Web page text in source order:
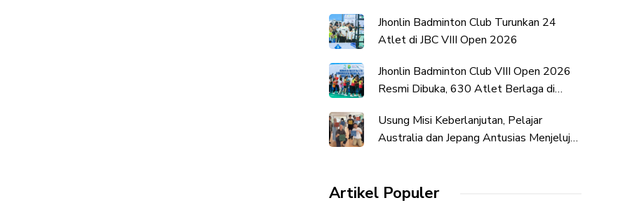
Jhonlin Badminton Club Turunkan 24
Atlet di JBC VIII Open 2026
Jhonlin Badminton Club VIII Open 2026
Resmi Dibuka, 630 Atlet Berlaga di
Usung Misi Keberlanjutan, Pelajar
Australia dan Jepang Antusias Menjelujur
Artikel Populer